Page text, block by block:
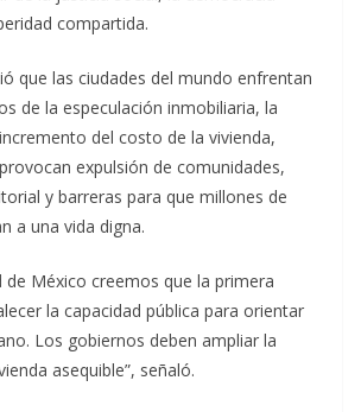
compartida.
que las ciudades del mundo enfrentan
de la especulación inmobiliaria, la
del costo de la vivienda,
expulsión de comunidades,
y barreras para que millones de
a una vida digna.
de México creemos que la primera
la capacidad pública para orientar
Los gobiernos deben ampliar la
asequible”, señaló.